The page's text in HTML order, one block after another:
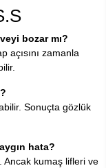
bozar mı?
açısını zamanla
Sonuçta gözlük
hata?
Ancak kumaş lifleri ve